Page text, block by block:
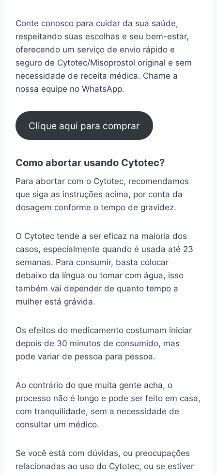
Conte conosco para cuidar da sua saúde,
respeitando suas escolhas e seu bem-estar,
oferecendo um serviço de envio rápido e
seguro de Cytotec/Misoprostol original e sem
necessidade de receita médica. Chame a
nossa equipe no WhatsApp.
Clique aqui para comprar
Como abortar usando Cytotec?
Para abortar com o Cytotec, recomendamos
que siga as instruções acima, por conta da
dosagem conforme o tempo de gravidez.
O Cytotec tende a ser eficaz na maioria dos
casos, especialmente quando é usada até 23
semanas. Para consumir, basta colocar
debaixo da língua ou tomar com água, isso
também vai depender de quanto tempo a
mulher está grávida.
Os efeitos do medicamento costumam iniciar
depois de 30 minutos de consumido, mas
pode variar de pessoa para pessoa.
Ao contrário do que muita gente acha, o
processo não é longo e pode ser feito em casa,
com tranquilidade, sem a necessidade de
consultar um médico.
Se você está com dúvidas, ou preocupações
relacionadas ao uso do Cytotec, ou se estiver